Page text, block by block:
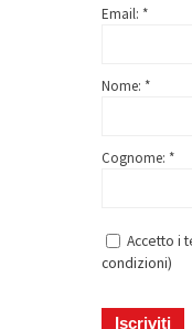
Email: *
Nome: *
Cognome: *
Accetto i
condizioni)